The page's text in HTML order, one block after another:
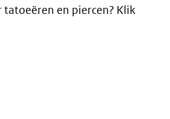
en piercen? Klik